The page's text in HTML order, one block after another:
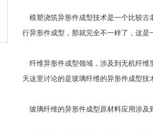
模塑浇筑异形件成型技术是一个比较古
行异形件成型，那就完全不一样了，这是
纤维异形件成型领域，涉及到无机纤维
天这里讨论的是玻璃纤维的异形件成型技
玻璃纤维的异形件成型原材料应用涉及